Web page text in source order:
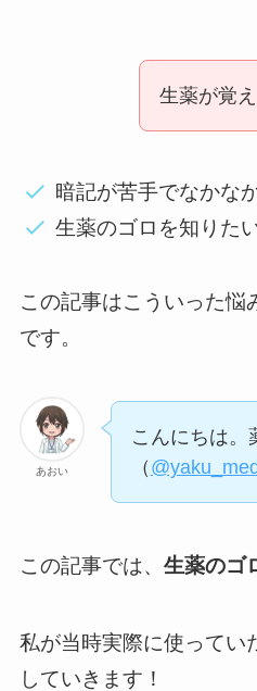
生薬が覚
暗記が苦手でなかな
生薬のゴロを知りた
この記事はこういった悩
です。
あおい
こんにちは。
（
この記事では、 生薬のゴ
私が当時実際に使ってい
していきます！